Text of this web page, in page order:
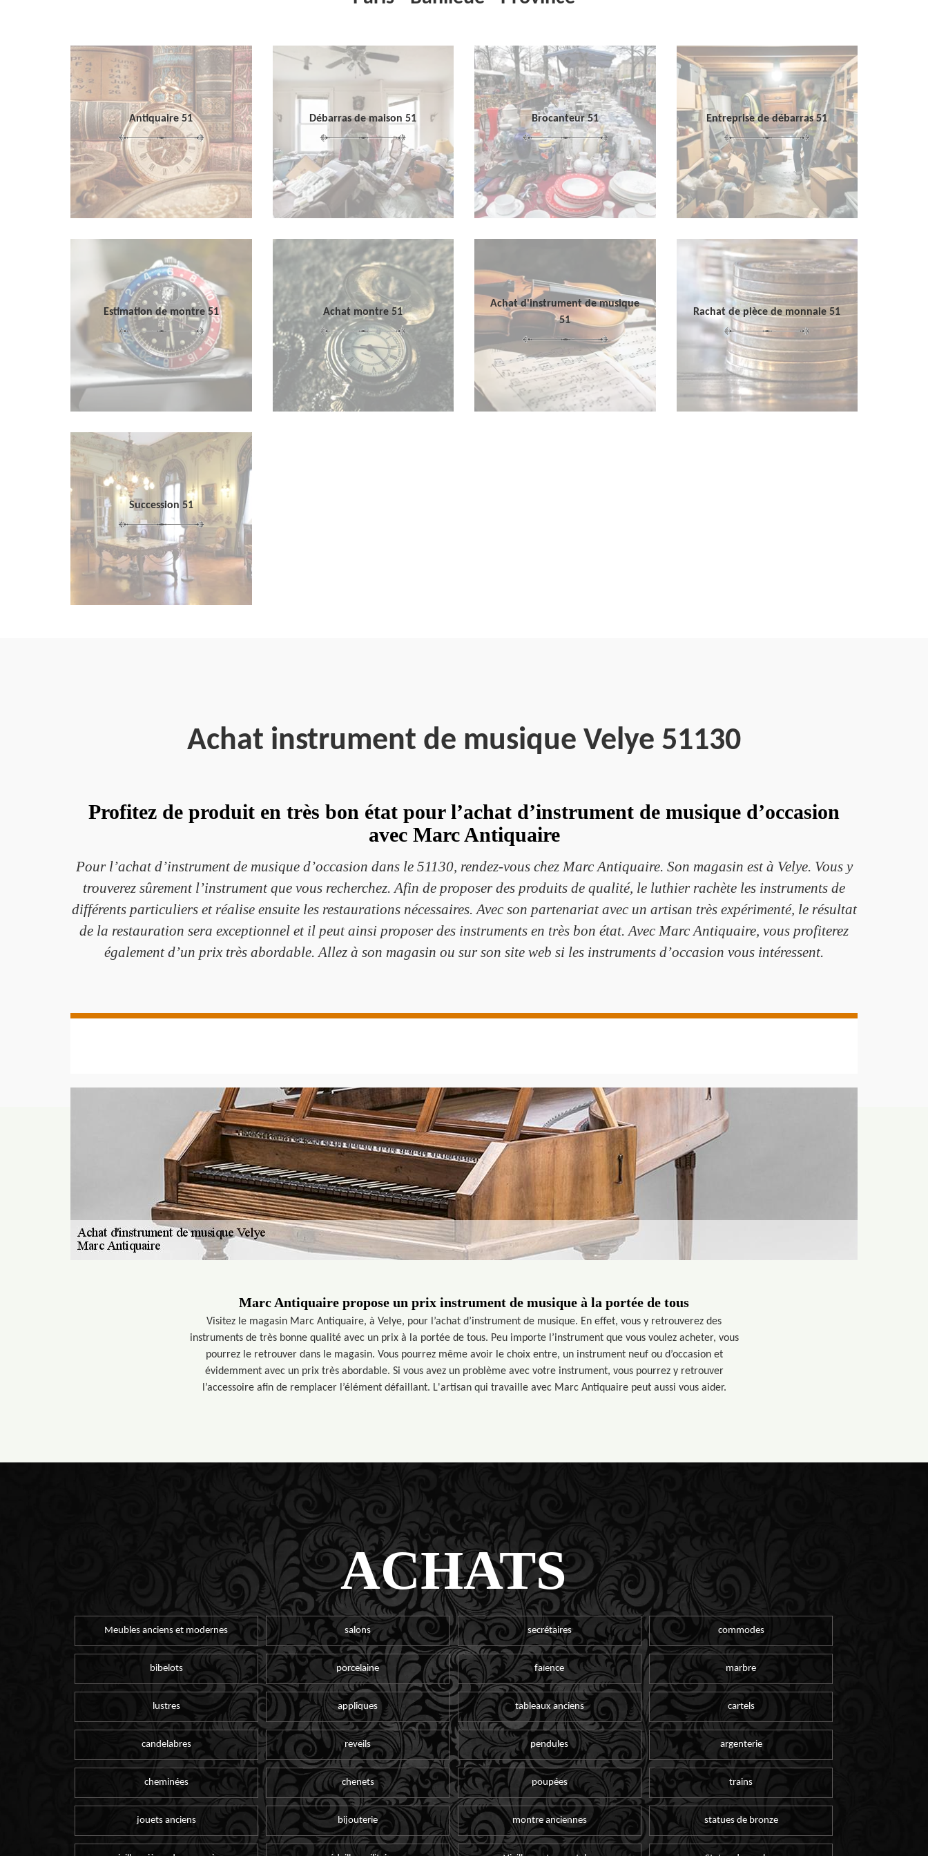
Antiquaire 51 Débarras de maison 51 Brocanteur 51 Entreprise de débarras 51
Estimation de montre 51 Achat montre 51
Achat d'instrument de musique
51
Rachat de pièce de monnaie 51
Succession 51
Achat instrument de musique Velye 51130
Profitez de produit en très bon état pour l’achat d’instrument de musique d’occasion
avec Marc Antiquaire
Pour l’achat d’instrument de musique d’occasion dans le 51130, rendez-vous chez Marc Antiquaire. Son magasin est à Velye. Vous y
trouverez sûrement l’instrument que vous recherchez. Afin de proposer des produits de qualité, le luthier rachète les instruments de
différents particuliers et réalise ensuite les restaurations nécessaires. Avec son partenariat avec un artisan très expérimenté, le résultat
de la restauration sera exceptionnel et il peut ainsi proposer des instruments en très bon état. Avec Marc Antiquaire, vous profiterez
également d’un prix très abordable. Allez à son magasin ou sur son site web si les instruments d’occasion vous intéressent.
Marc Antiquaire propose un prix instrument de musique à la portée de tous
Visitez le magasin Marc Antiquaire, à Velye, pour l’achat d’instrument de musique. En effet, vous y retrouverez des
instruments de très bonne qualité avec un prix à la portée de tous. Peu importe l’instrument que vous voulez acheter, vous
pourrez le retrouver dans le magasin. Vous pourrez même avoir le choix entre, un instrument neuf ou d’occasion et
évidemment avec un prix très abordable. Si vous avez un problème avec votre instrument, vous pourrez y retrouver
l’accessoire afin de remplacer l’élément défaillant. L'artisan qui travaille avec Marc Antiquaire peut aussi vous aider.
ACHATS
Meubles anciens et modernes salons secrétaires commodes
bibelots porcelaine faïence marbre
lustres appliques tableaux anciens cartels
candelabres reveils pendules argenterie
cheminées chenets poupées trains
jouets anciens bijouterie montre anciennes statues de bronze